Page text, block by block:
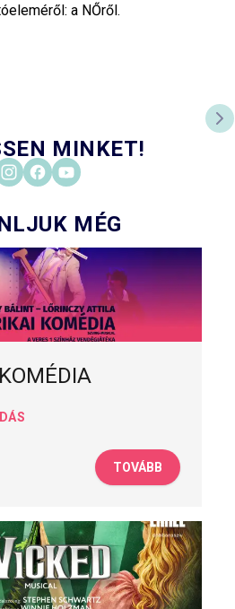
a NŐről.
MINKET!
MÉG
TOVÁBB